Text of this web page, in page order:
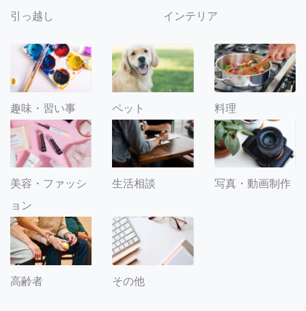
引っ越し インテリア
趣味・習い事 ペット 料理
美容・ファッシ
ョン
生活相談 写真・動画制作
高齢者 その他